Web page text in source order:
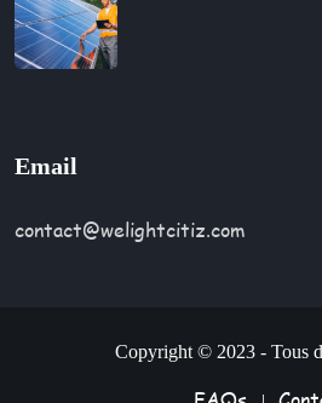
Email
contact@welightcitiz.com
Copyright © 2023 - Tous